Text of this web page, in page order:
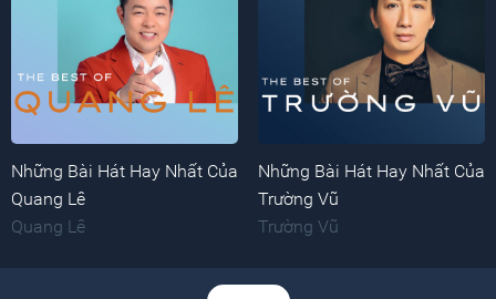
Những Bài Hát Hay Nhất Của
Quang Lê
Quang Lê
Những Bài Hát Hay Nhất Của
Trường Vũ
Trường Vũ